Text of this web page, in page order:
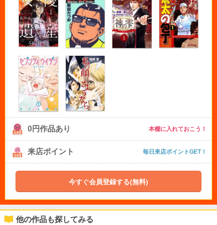
0円作品あり 本棚に入れておこう！
来店ポイント 毎日来店ポイントGET！
今すぐ会員登録する(無料)
他の作品も探してみる